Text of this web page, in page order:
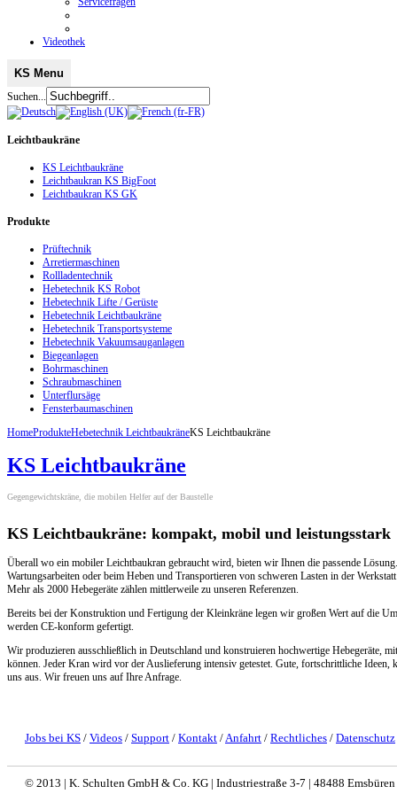
Videothek
KS Menu
Suchen...
Leichtbaukräne
KS Leichtbaukräne
Leichtbaukran KS BigFoot
Leichtbaukran KS GK
Produkte
Prüftechnik
Arretiermaschinen
Rollladentechnik
Hebetechnik KS Robot
Hebetechnik Lifte / Gerüste
Hebetechnik Leichtbaukräne
Hebetechnik Transportsysteme
Hebetechnik Vakuumsauganlagen
Biegeanlagen
Bohrmaschinen
Schraubmaschinen
Unterflursäge
Fensterbaumaschinen
HomeProdukteHebetechnik LeichtbaukräneKS Leichtbaukräne
KS Leichtbaukräne
Gegengewichtskräne, die mobilen Helfer auf der Baustelle
KS Leichtbaukräne: kompakt, mobil und leistungsstark
Überall wo ein mobiler Leichtbaukran gebraucht wird, bieten wir Ihnen die passende
Wartungsarbeiten oder beim Heben und Transportieren von schweren Lasten in der
Mehr als 2000 Hebegeräte zählen mittlerweile zu unseren Referenzen.
Bereits bei der Konstruktion und Fertigung der Kleinkräne legen wir großen Wert auf die
werden CE-konform gefertigt.
Wir produzieren ausschließlich in Deutschland und konstruieren hochwertige Hebegeräte,
können. Jeder Kran wird vor der Auslieferung intensiv getestet. Gute, fortschrittliche
uns aus. Wir freuen uns auf Ihre Anfrage.
Jobs bei KS / Videos / Support / Kontakt / Anfahrt / Rechtliches / Datenschutz
© 2013 | K. Schulten GmbH & Co. KG | Industriestraße 3-7 | 48488